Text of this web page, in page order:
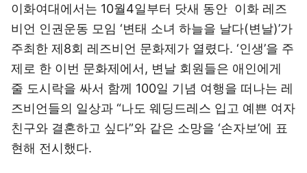
이화여대에서는 10월4일부터 닷새 동안 이화 레즈
비언 인권운동 모임 ‘변태 소녀 하늘을 날다(변날)’가
주최한 제8회 레즈비언 문화제가 열렸다. ‘인생’을 주
제로 한 이번 문화제에서, 변날 회원들은 애인에게
줄 도시락을 싸서 함께 100일 기념 여행을 떠나는 레
즈비언들의 일상과 “나도 웨딩드레스 입고 예쁜 여자
친구와 결혼하고 싶다”와 같은 소망을 ‘손자보’에 표
현해 전시했다.